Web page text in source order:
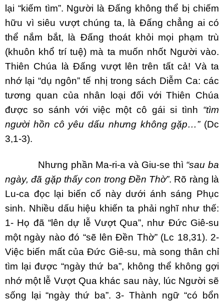
lại “kiếm tìm”. Người là Đấng không thể bị chiếm
hữu vì siêu vượt chúng ta, là Đấng chẳng ai có
thể nắm bắt, là Đấng thoát khỏi mọi phạm trù
(khuôn khổ trí tuệ) mà ta muốn nhốt Người vào.
Thiên Chúa là Đấng vượt lên trên tất cả! Và ta
nhớ lại “dụ ngôn” tế nhị trong sách Diễm Ca: các
tương quan của nhân loại đối với Thiên Chúa
được so sánh với việc một cô gái si tình “tìm
người hồn cô yêu dấu nhưng không gặp…”(Dc
3,1-3).
Nhưng phần Ma-ri-a và Giu-se thì “sau ba
ngày, đã gặp thấy con trong Đền Thờ”. Rõ ràng là
Lu-ca đọc lại biến cố này dưới ánh sáng Phục
sinh. Nhiều dấu hiệu khiến ta phải nghĩ như thế:
1- Họ đã “lên dự lễ Vượt Qua”, như Đức Giê-su
một ngày nào đó “sẽ lên Đền Thờ” (Lc 18,31). 2-
Việc biến mất của Đức Giê-su, mà song thân chỉ
tìm lại được “ngày thứ ba”, không thể không gợi
nhớ một lễ Vượt Qua khác sau này, lúc Người sẽ
sống lại “ngày thứ ba”. 3- Thành ngữ “có bổn